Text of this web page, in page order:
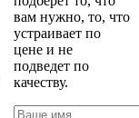
вам нужно, то, что
устраивает по
цене и не
подведет по
качеству.